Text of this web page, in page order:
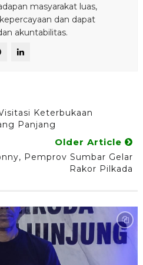
masyarakat luas,
dan dapat
akuntabilitas.
Keterbukaan
Panjang
Older Article
Pemprov Sumbar Gelar
Rakor Pilkada